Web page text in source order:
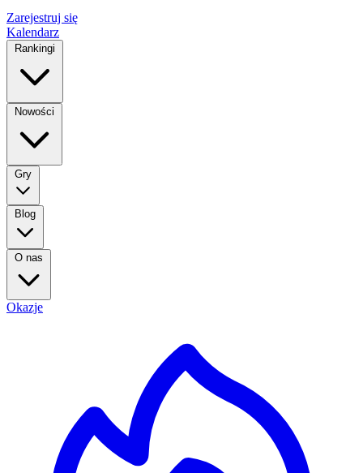
Zarejestruj się
Kalendarz
Rankingi
Nowości
Gry
Blog
O nas
Okazje